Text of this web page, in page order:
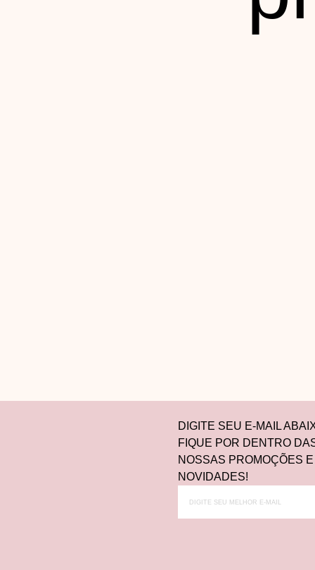
DIGITE SEU E-MAIL
FIQUE POR DENTRO
NOSSAS PROMOÇÕES E
NOVIDADES!